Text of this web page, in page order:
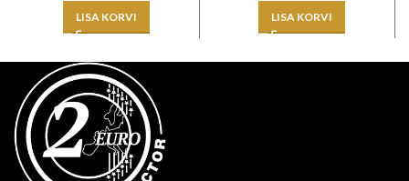
LISA KORVI LISA KORVI